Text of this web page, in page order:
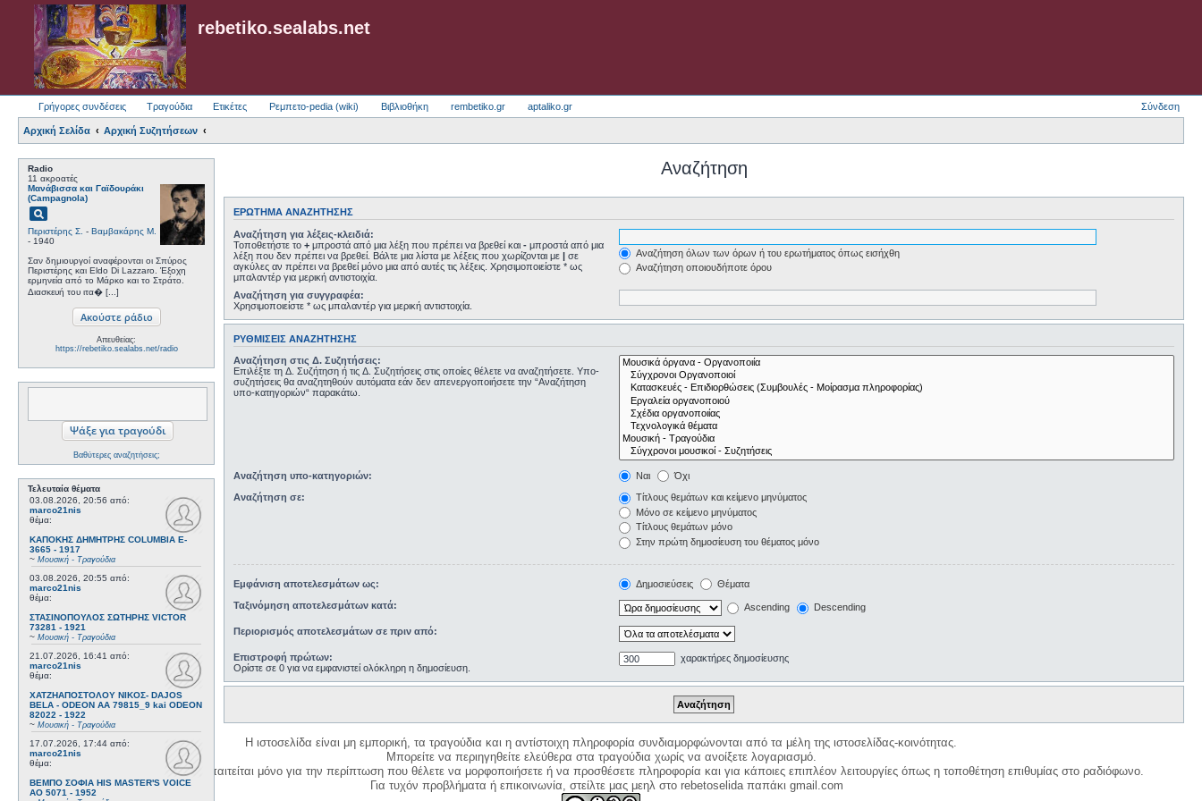
rebetiko.sealabs.net
Γρήγορες συνδέσεις Τραγούδια Ετικέτες Ρεμπετο-pedia (wiki) Βιβλιοθήκη rembetiko.gr aptaliko.gr Σύνδεση
Αρχική Σελίδα Αρχική Συζητήσεων
Radio
11 ακροατές
Μανάβισσα και Γαϊδουράκι
(Campagnola)
pageview
Περιστέρης Σ. - Βαμβακάρης Μ.
- 1940
Σαν δημιουργοί αναφέρονται οι Σπύρος
Περιστέρης και Eldo Di Lazzaro. Έξοχη
ερμηνεία από το Μάρκο και το Στράτο.
Διασκευή του ιτα� [...]
Απευθείας:
https://rebetiko.sealabs.net/radio
Βαθύτερες αναζητήσεις;
Τελευταία θέματα
03.08.2026, 20:56 από:
marco21nis
θέμα:
ΚΑΠΟΚΗΣ ΔΗΜΗΤΡΗΣ COLUMBIA E-
3665 - 1917
~ Μουσική - Τραγούδια
03.08.2026, 20:55 από:
marco21nis
θέμα:
ΣΤΑΣΙΝΟΠΟΥΛΟΣ ΣΩΤΗΡΗΣ VICTOR
73281 - 1921
~ Μουσική - Τραγούδια
21.07.2026, 16:41 από:
marco21nis
θέμα:
ΧΑΤΖΗΑΠΟΣΤΟΛΟΥ ΝΙΚΟΣ- DAJOS
BELA - ODEON AA 79815_9 kai ODEON
82022 - 1922
~ Μουσική - Τραγούδια
17.07.2026, 17:44 από:
marco21nis
θέμα:
ΒΕΜΠΟ ΣΟΦΙΑ HIS MASTER'S VOICE
AO 5071 - 1952
Αναζήτηση
ΕΡΏΤΗΜΑ ΑΝΑΖΉΤΗΣΗΣ
Αναζήτηση για λέξεις-κλειδιά:
Τοποθετήστε το + μπροστά από μια λέξη που πρέπει να βρεθεί και - μπροστά από μια
λέξη που δεν πρέπει να βρεθεί. Βάλτε μια λίστα με λέξεις που χωρίζονται με | σε
αγκύλες αν πρέπει να βρεθεί μόνο μια από αυτές τις λέξεις. Χρησιμοποιείστε * ως
μπαλαντέρ για μερική αντιστοιχία.
Αναζήτηση όλων των όρων ή του ερωτήματος όπως εισήχθη
Αναζήτηση οποιουδήποτε όρου
Αναζήτηση για συγγραφέα:
Χρησιμοποιείστε * ως μπαλαντέρ για μερική αντιστοιχία.
ΡΥΘΜΊΣΕΙΣ ΑΝΑΖΉΤΗΣΗΣ
Αναζήτηση στις Δ. Συζητήσεις:
Επιλέξτε τη Δ. Συζήτηση ή τις Δ. Συζητήσεις στις οποίες θέλετε να αναζητήσετε. Υπο-
συζητήσεις θα αναζητηθούν αυτόματα εάν δεν απενεργοποιήσετε την “Αναζήτηση
υπο-κατηγοριών“ παρακάτω.
Αναζήτηση υπο-κατηγοριών: Ναι Όχι
Αναζήτηση σε:
Τίτλους θεμάτων και κείμενο μηνύματος
Μόνο σε κείμενο μηνύματος
Τίτλους θεμάτων μόνο
Στην πρώτη δημοσίευση του θέματος μόνο
Εμφάνιση αποτελεσμάτων ως: Δημοσιεύσεις Θέματα
Ταξινόμηση αποτελεσμάτων κατά: Ascending Descending
Περιορισμός αποτελεσμάτων σε πριν από:
Επιστροφή πρώτων:
Ορίστε σε 0 για να εμφανιστεί ολόκληρη η δημοσίευση.
χαρακτήρες δημοσίευσης
Η ιστοσελίδα είναι μη εμπορική, τα τραγούδια και η αντίστοιχη πληροφορία συνδιαμορφώνονται από τα μέλη της ιστοσελίδας-κοινότητας.
Μπορείτε να περιηγηθείτε ελεύθερα στα τραγούδια χωρίς να ανοίξετε λογαριασμό.
Η δημιουργία λογαριασμού απαιτείται μόνο για την περίπτωση που θέλετε να μορφοποιήσετε ή να προσθέσετε πληροφορία και για κάποιες επιπλέον λειτουργίες όπως η τοποθέτηση επιθυμίας στο ραδιόφωνο.
Για τυχόν προβλήματα ή επικοινωνία, στείλτε μας μεηλ στο rebetoselida παπάκι gmail.com